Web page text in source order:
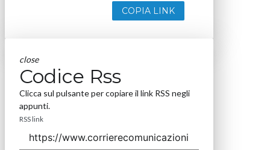
COPIA LINK
close
Codice Rss
Clicca sul pulsante per copiare il link RSS negli
appunti.
RSS link